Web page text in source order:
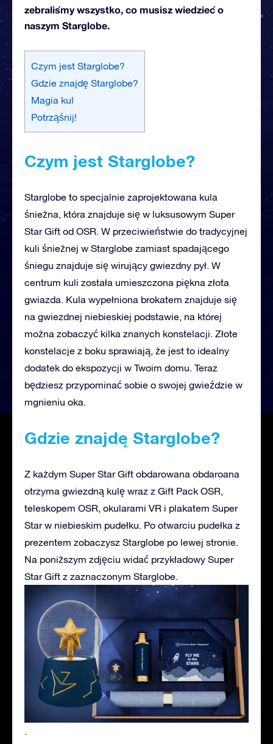
zebraliśmy wszystko, co musisz wiedzieć o
naszym Starglobe.
Czym jest Starglobe?
Gdzie znajdę Starglobe?
Magia kul
Potrząśnij!
Czym jest Starglobe?
Starglobe to specjalnie zaprojektowana kula
śnieżna, która znajduje się w luksusowym Super
Star Gift od OSR. W przeciwieństwie do tradycyjnej
kuli śnieżnej w Starglobe zamiast spadającego
śniegu znajduje się wirujący gwiezdny pył. W
centrum kuli została umieszczona piękna złota
gwiazda. Kula wypełniona brokatem znajduje się
na gwiezdnej niebieskiej podstawie, na której
można zobaczyć kilka znanych konstelacji. Złote
konstelacje z boku sprawiają, że jest to idealny
dodatek do ekspozycji w Twoim domu. Teraz
będziesz przypominać sobie o swojej gwieździe w
mgnieniu oka.
Gdzie znajdę Starglobe?
Z każdym Super Star Gift obdarowana obdaroana
otrzyma gwiezdną kulę wraz z Gift Pack OSR,
teleskopem OSR, okularami VR i plakatem Super
Star w niebieskim pudełku. Po otwarciu pudełka z
prezentem zobaczysz Starglobe po lewej stronie.
Na poniższym zdjęciu widać przykładowy Super
Star Gift z zaznaczonym Starglobe.
.